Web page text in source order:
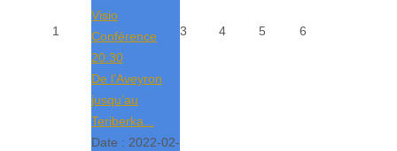
1
Visio
Conférence
20:30
De l’Aveyron
jusqu’au
Teriberka...
Date : 2022-02-
3 4 5 6